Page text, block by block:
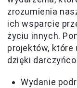
zrozumienia
ich wsparcie
życiu innych.
projektów, które
dzięki
Wydanie